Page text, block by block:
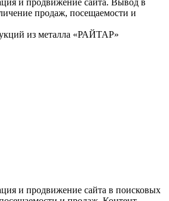
продаж, посещаемости и
из металла «РАЙТАР»
и продвижение сайта в поисковых